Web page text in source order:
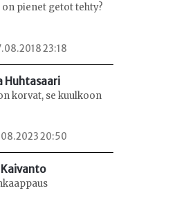
pienet getot tehty?
23:18
Huhtasaari
korvat, se kuulkoon
20:50